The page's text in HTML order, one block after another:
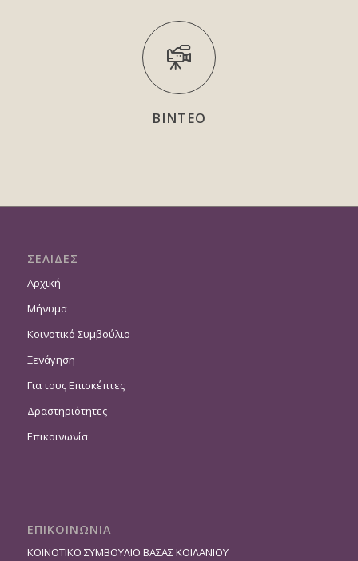
ΒΙΝΤΕΟ
ΣΕΛΙΔΕΣ
Αρχική
Μήνυμα
Κοινοτικό Συμβούλιο
Ξενάγηση
Για τους Επισκέπτες
Δραστηριότητες
Επικοινωνία
ΕΠΙΚΟΙΝΩΝΙΑ
ΚΟΙΝΟΤΙΚΟ ΣΥΜΒΟΥΛΙΟ ΒΑΣΑΣ ΚΟΙΛΑΝΙΟΥ